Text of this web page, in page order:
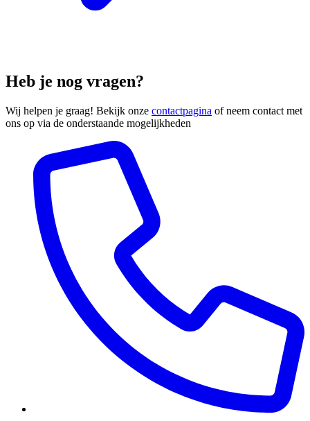
Heb je nog vragen?
Wij helpen je graag! Bekijk onze contactpagina of neem contact met
ons op via de onderstaande mogelijkheden